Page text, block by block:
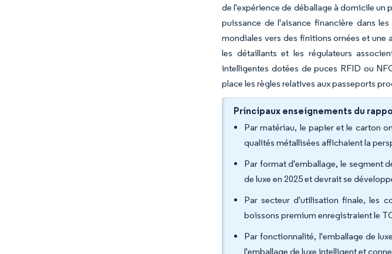
de l'expérience de déballage à domicile un
puissance de l'aisance financière dans
mondiales vers des finitions ornées et une
les détaillants et les régulateurs
intelligentes dotées de puces RFID ou
place les règles relatives aux passeports
Principaux enseignements du
Par matériau, le papier et le carton
qualités métallisées affichaient la
Par format d'emballage, le segment
de luxe en 2025 et devrait se
Par secteur d'utilisation finale, les
boissons premium enregistraient le
Par fonctionnalité, l'emballage de
l'emballage de luxe intelligent et